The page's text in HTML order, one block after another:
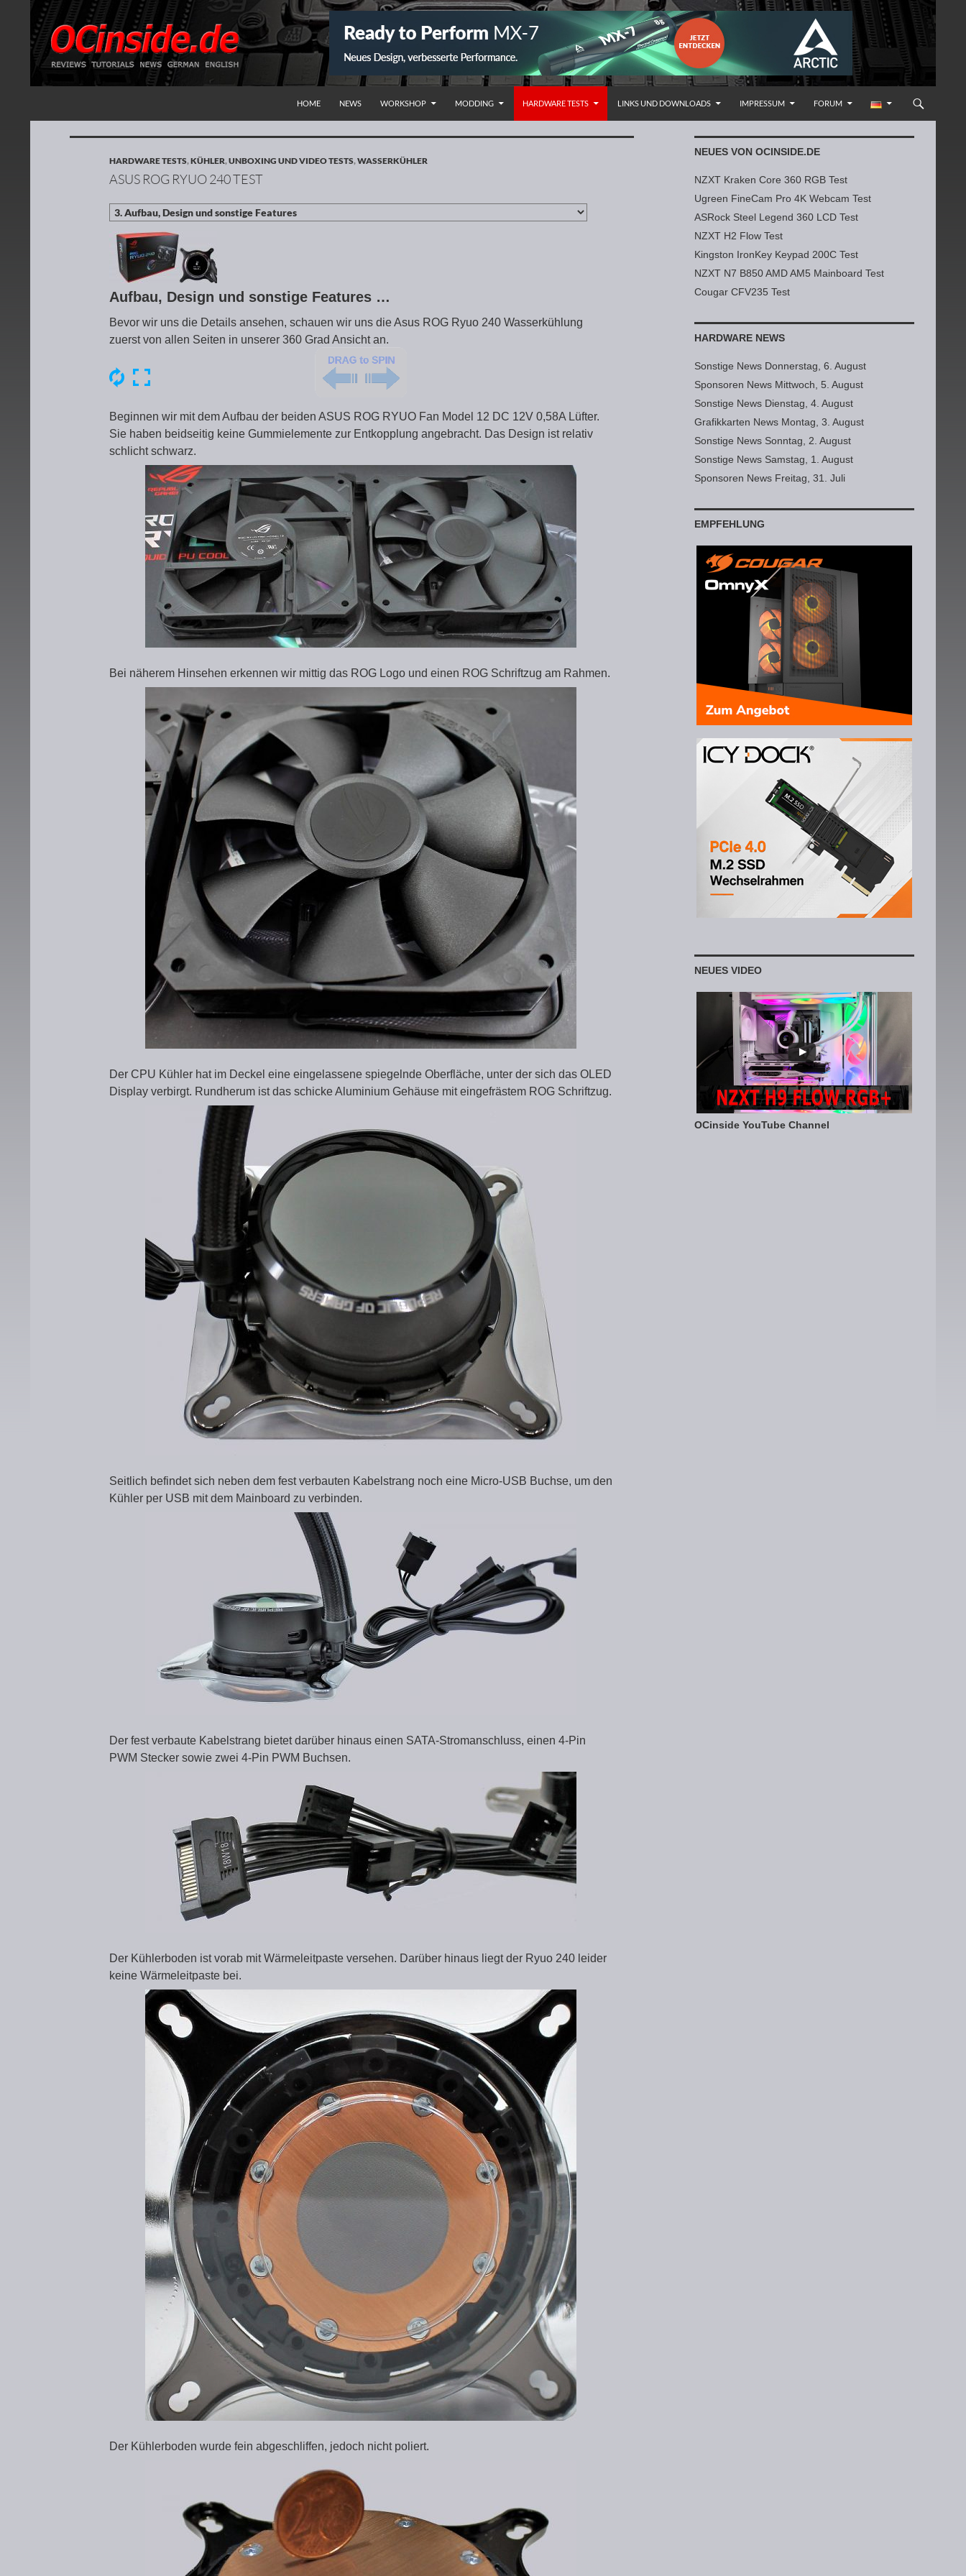
HOME
NEWS WORKSHOP MODDING HARDWARE TESTS LINKS UND DOWNLOADS IMPRESSUM FORUM
HARDWARE TESTS,KÜHLER,UNBOXING UND VIDEO TESTS,WASSERKÜHLER
ASUS ROG RYUO 240 TEST
Aufbau, Design und sonstige Features …
Bevor wir uns die Details ansehen, schauen wir uns die Asus ROG Ryuo 240 Wasserkühlung
zuerst von allen Seiten in unserer 360 Grad Ansicht an.
Beginnen wir mit dem Aufbau der beiden ASUS ROG RYUO Fan Model 12 DC 12V 0,58A Lüfter.
Sie haben beidseitig keine Gummielemente zur Entkopplung angebracht. Das Design ist relativ
schlicht schwarz.
Bei näherem Hinsehen erkennen wir mittig das ROG Logo und einen ROG Schriftzug am Rahmen.
Der CPU Kühler hat im Deckel eine eingelassene spiegelnde Oberfläche, unter der sich das OLED
Display verbirgt. Rundherum ist das schicke Aluminium Gehäuse mit eingefrästem ROG Schriftzug.
Seitlich befindet sich neben dem fest verbauten Kabelstrang noch eine Micro-USB Buchse, um den
Kühler per USB mit dem Mainboard zu verbinden.
Der fest verbaute Kabelstrang bietet darüber hinaus einen SATA-Stromanschluss, einen 4-Pin
PWM Stecker sowie zwei 4-Pin PWM Buchsen.
Der Kühlerboden ist vorab mit Wärmeleitpaste versehen. Darüber hinaus liegt der Ryuo 240 leider
keine Wärmeleitpaste bei.
Der Kühlerboden wurde fein abgeschliffen, jedoch nicht poliert.
NEUES VON OCINSIDE.DE
NZXT Kraken Core 360 RGB Test
Ugreen FineCam Pro 4K Webcam Test
ASRock Steel Legend 360 LCD Test
NZXT H2 Flow Test
Kingston IronKey Keypad 200C Test
NZXT N7 B850 AMD AM5 Mainboard Test
Cougar CFV235 Test
HARDWARE NEWS
Sonstige News Donnerstag, 6. August
Sponsoren News Mittwoch, 5. August
Sonstige News Dienstag, 4. August
Grafikkarten News Montag, 3. August
Sonstige News Sonntag, 2. August
Sonstige News Samstag, 1. August
Sponsoren News Freitag, 31. Juli
EMPFEHLUNG
NEUES VIDEO
OCinside YouTube Channel